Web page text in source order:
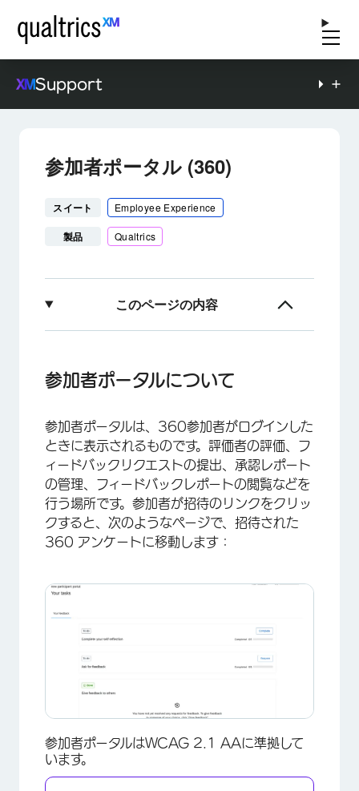
Support
参加者ポータル (360)
スイート Employee Experience
製品 Qualtrics
このページの内容
参加者ポータルへのアクセシビリティ
フィードバック
マネージャーのタスク
FAQs
参加者ポータルについて
参加者ポータルは、360参加者がログインした
ときに表示されるものです。評価者の評価、フ
ィードバックリクエストの提出、承認レポート
の管理、フィードバックレポートの閲覧などを
行う場所です。参加者が招待のリンクをクリッ
クすると、次のようなページで、招待された
360 アンケートに移動します：
参加者ポータルはWCAG 2.1 AAに準拠して
います。